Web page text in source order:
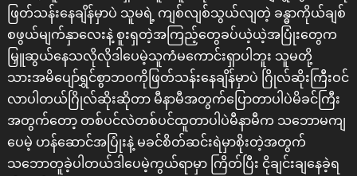
ဖြတ်သန်းနေချိန်မှာပဲ သူမရဲ့ ကျစ်လျစ်သွယ်လျတဲ့ ခန္ဓာကိုယ်ချစ်
စဖွယ်မျက်နှာလေးနဲ့ စူးရှတဲ့အကြည့်တွေခပ်ယဲ့ယဲ့အပြုံးတွေက
မြှူဆွယ်နေသလိုလိုဒါပေမဲ့သူကံမကောင်းရှာပါဘူး သူမတို့
သားအမိပျော်ရွှင်စွာဘဝကိုဖြတ်သန်းနေချိန်မှာပဲ ဂြိုလ်ဆိုးကြီးဝင်
လာပါတယ်ဂြိုလ်ဆိုးဆိုတာ မီနာမီအတွက်ပြောတာပါပဲမိခင်ကြီး
အတွက်တော့ တစ်ပင်လဲတစ်ပင်ထူတာပါပဲမီနာမီက သဘောမကျ
ပေမဲ့ ဟန်ဆောင်အပြုံးနဲ့ မခင်စိတ်ဆင်းရဲမှာစိုးတဲ့အတွက်
သဘောတူခဲ့ပါတယ်ဒါပေမဲ့ကွယ်ရာမှာ ကြိတ်ပြီး ငိုချင်းချနေခဲ့ရ